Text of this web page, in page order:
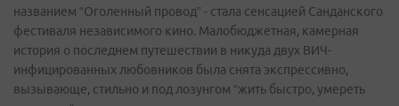
названием “Оголенный провод” - стала сенсацией Санданского
фестиваля независимого кино. Малобюджетная, камерная
история о последнем путешествии в никуда двух ВИЧ-
инфицированных любовников была снята экспрессивно,
вызывающе, стильно и под лозунгом “жить быстро, умереть